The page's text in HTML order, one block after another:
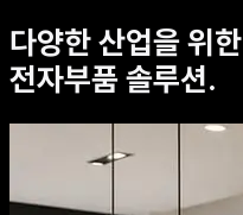
다양한 산업을 위한
전자부품 솔루션.